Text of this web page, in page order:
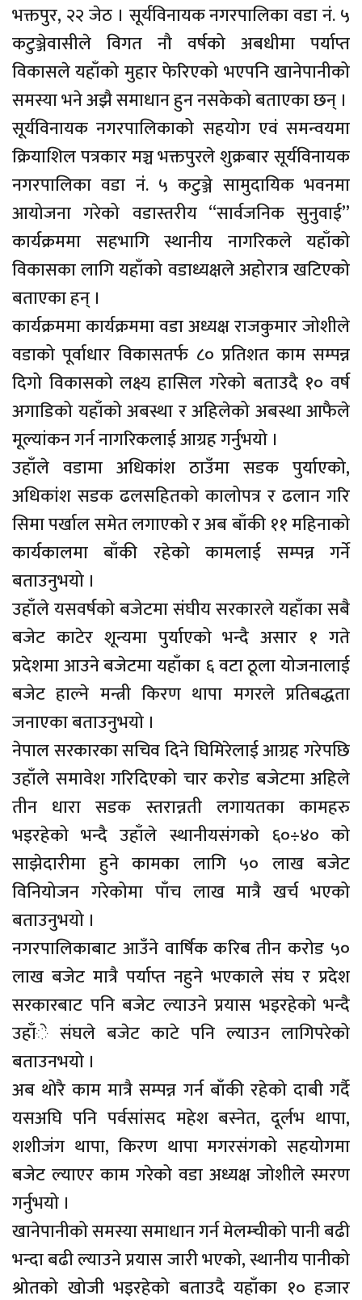
भक्तपुर, २२ जेठ । सूर्यविनायक नगरपालिका वडा नं. ५
कटुञ्जेवासीले विगत नौ वर्षको अबधीमा पर्याप्त
विकासले यहाँको मुहार फेरिएको भएपनि खानेपानीको
समस्या भने अझै समाधान हुन नसकेको बताएका छन् ।
सूर्यविनायक नगरपालिकाको सहयोग एवं समन्वयमा
क्रियाशिल पत्रकार मञ्च भक्तपुरले शुक्रबार सूर्यविनायक
नगरपालिका वडा नं. ५ कटुञ्जे सामुदायिक भवनमा
आयोजना गरेको वडास्तरीय “सार्वजनिक सुनुवाई”
कार्यक्रममा सहभागि स्थानीय नागरिकले यहाँको
विकासका लागि यहाँको वडाध्यक्षले अहोरात्र खटिएको
बताएका हन् ।
कार्यक्रममा कार्यक्रममा वडा अध्यक्ष राजकुमार जोशीले
वडाको पूर्वाधार विकासतर्फ ८० प्रतिशत काम सम्पन्न
दिगो विकासको लक्ष्य हासिल गरेको बताउदै १० वर्ष
अगाडिको यहाँको अबस्था र अहिलेको अबस्था आफैले
मूल्यांकन गर्न नागरिकलाई आग्रह गर्नुभयो ।
उहाँले वडामा अधिकांश ठाउँमा सडक पुर्याएको,
अधिकांश सडक ढलसहितको कालोपत्र र ढलान गरि
सिमा पर्खाल समेत लगाएको र अब बाँकी ११ महिनाको
कार्यकालमा बाँकी रहेको कामलाई सम्पन्न गर्ने
बताउनुभयो ।
उहाँले यसवर्षको बजेटमा संघीय सरकारले यहाँका सबै
बजेट काटेर शून्यमा पुर्याएको भन्दै असार १ गते
प्रदेशमा आउने बजेटमा यहाँका ६ वटा ठूला योजनालाई
बजेट हाल्ने मन्त्री किरण थापा मगरले प्रतिबद्धता
जनाएका बताउनुभयो ।
नेपाल सरकारका सचिव दिने घिमिरेलाई आग्रह गरेपछि
उहाँले समावेश गरिदिएको चार करोड बजेटमा अहिले
तीन धारा सडक स्तरान्नती लगायतका कामहरु
भइरहेको भन्दै उहाँले स्थानीयसंगको ६०÷४० को
साझेदारीमा हुने कामका लागि ५० लाख बजेट
विनियोजन गरेकोमा पाँच लाख मात्रै खर्च भएको
बताउनुभयो ।
नगरपालिकाबाट आउँने वार्षिक करिब तीन करोड ५०
लाख बजेट मात्रै पर्याप्त नहुने भएकाले संघ र प्रदेश
सरकारबाट पनि बजेट ल्याउने प्रयास भइरहेको भन्दै
उहाँे संघले बजेट काटे पनि ल्याउन लागिपरेको
बताउनभयो ।
अब थोरै काम मात्रै सम्पन्न गर्न बाँकी रहेको दाबी गर्दै
यसअघि पनि पर्वसांसद महेश बस्नेत, दूर्लभ थापा,
शशीजंग थापा, किरण थापा मगरसंगको सहयोगमा
बजेट ल्याएर काम गरेको वडा अध्यक्ष जोशीले स्मरण
गर्नुभयो ।
खानेपानीको समस्या समाधान गर्न मेलम्चीको पानी बढी
भन्दा बढी ल्याउने प्रयास जारी भएको, स्थानीय पानीको
श्रोतको खोजी भइरहेको बताउदै यहाँका १० हजार